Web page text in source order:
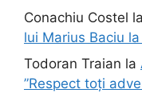
Conachiu Costel la
lui Marius Baciu la
Todoran Traian la
”Respect toți